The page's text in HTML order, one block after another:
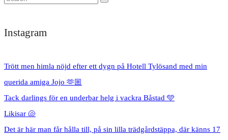
Instagram
Trött men himla nöjd efter ett dygn på Hotell Tylösand med min
querida amiga Jojo 🫶🏼
Tack darlings för en underbar helg i vackra Båstad 🩵
Likisar 🐚
Det är här man får hålla till, på sin lilla trädgårdstäppa, där känns 17